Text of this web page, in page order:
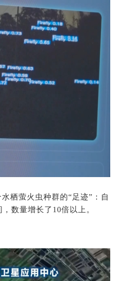
栖萤火虫种群的“足迹”：自
数量增长了10倍以上。